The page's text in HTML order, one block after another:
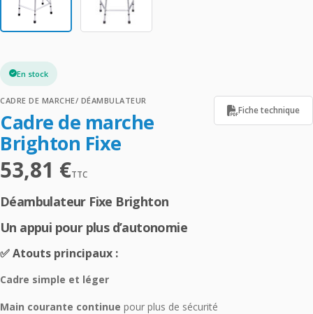
En stock
CADRE DE MARCHE/ DÉAMBULATEUR
Cadre de marche
Brighton Fixe
Fiche technique
53,81 €TTC
Déambulateur Fixe Brighton
Un appui pour plus d’autonomie
✅ Atouts principaux :
Cadre simple et léger
Main courante continue pour plus de sécurité